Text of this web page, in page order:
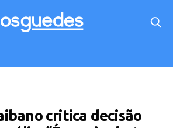
critica decisão